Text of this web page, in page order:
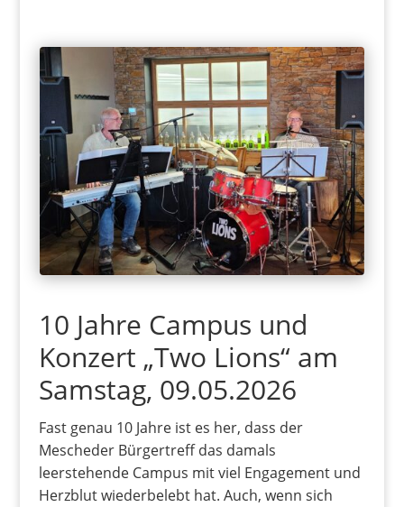
10 Jahre Campus und
Konzert „Two Lions“ am
Samstag, 09.05.2026
Fast genau 10 Jahre ist es her, dass der
Mescheder Bürgertreff das damals
leerstehende Campus mit viel Engagement und
Herzblut wiederbelebt hat. Auch, wenn sich